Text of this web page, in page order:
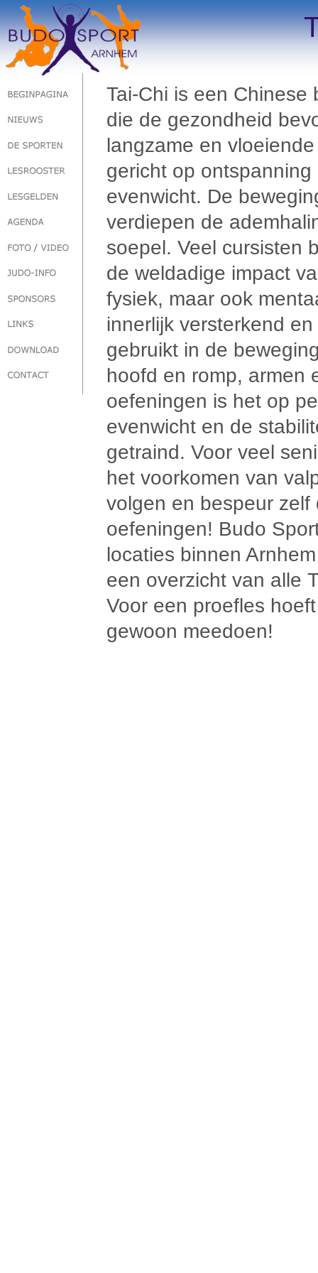
Tai-Chi is een Chinese
die de gezondheid
langzame en
gericht op ontspanning
evenwicht. De
verdiepen de
soepel. Veel cursisten
de weldadige impact
fysiek, maar ook
innerlijk versterkend
gebruikt in de
hoofd en romp, armen
oefeningen is het op
evenwicht en de
getraind. Voor veel
het voorkomen van
volgen en bespeur
oefeningen! Budo
locaties binnen
een overzicht van alle
Voor een proefles
gewoon meedoen!